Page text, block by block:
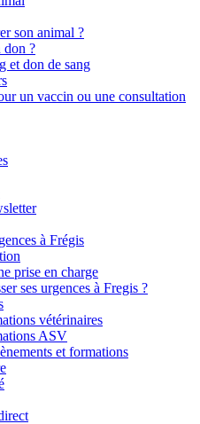
son animal ?
don ?
et don de sang
un vaccin ou une consultation
à Frégis
prise en charge
ses urgences à Fregis ?
vétérinaires
ASV
et formations